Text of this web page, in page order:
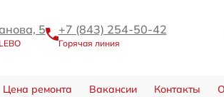
5 +7 (843) 254-50-42
Горячая линия
Цена ремонта Вакансии Контакты